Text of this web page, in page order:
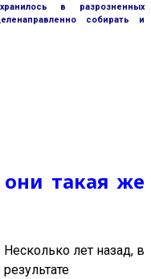
в разрозненных
собирать и
такая же
Несколько лет назад, в
результате